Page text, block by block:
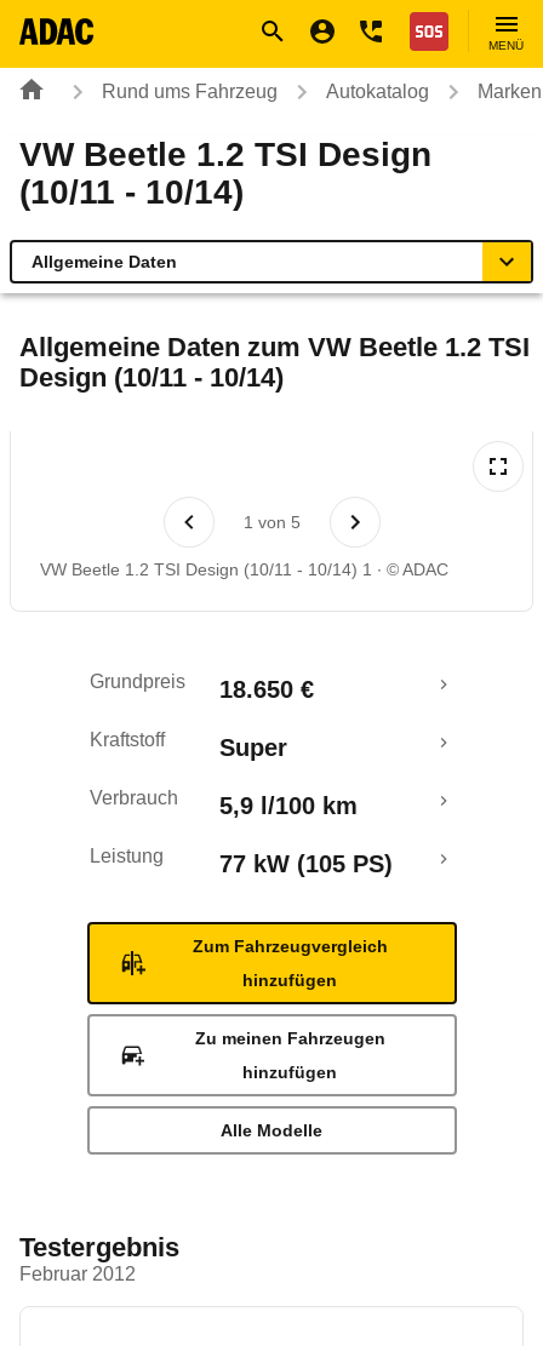
Nothilfe
MENÜ
Rund ums Fahrzeug Autokatalog
VW Beetle 1.2 TSI Design
(10/11 - 10/14)
Allgemeine Daten
Technische Daten
Laufende Kosten
Allgemeine Daten zum VW Beetle 1.2 TSI
Design (10/11 - 10/14)
1 von 5
VW Beetle 1.2 TSI Design (10/11 - 10/14) 1 © ADAC
Grundpreis 18.650 €
Kraftstoff Super
Verbrauch 5,9 l/100 km
Leistung 77 kW (105 PS)
Zum Fahrzeugvergleich
hinzufügen
Zu meinen Fahrzeugen
hinzufügen
Alle Modelle
Testergebnis
Februar 2012